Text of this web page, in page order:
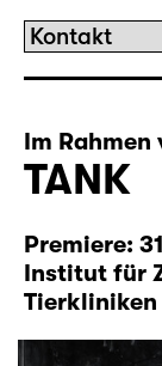
Im
TANK
Premiere:
Institut für